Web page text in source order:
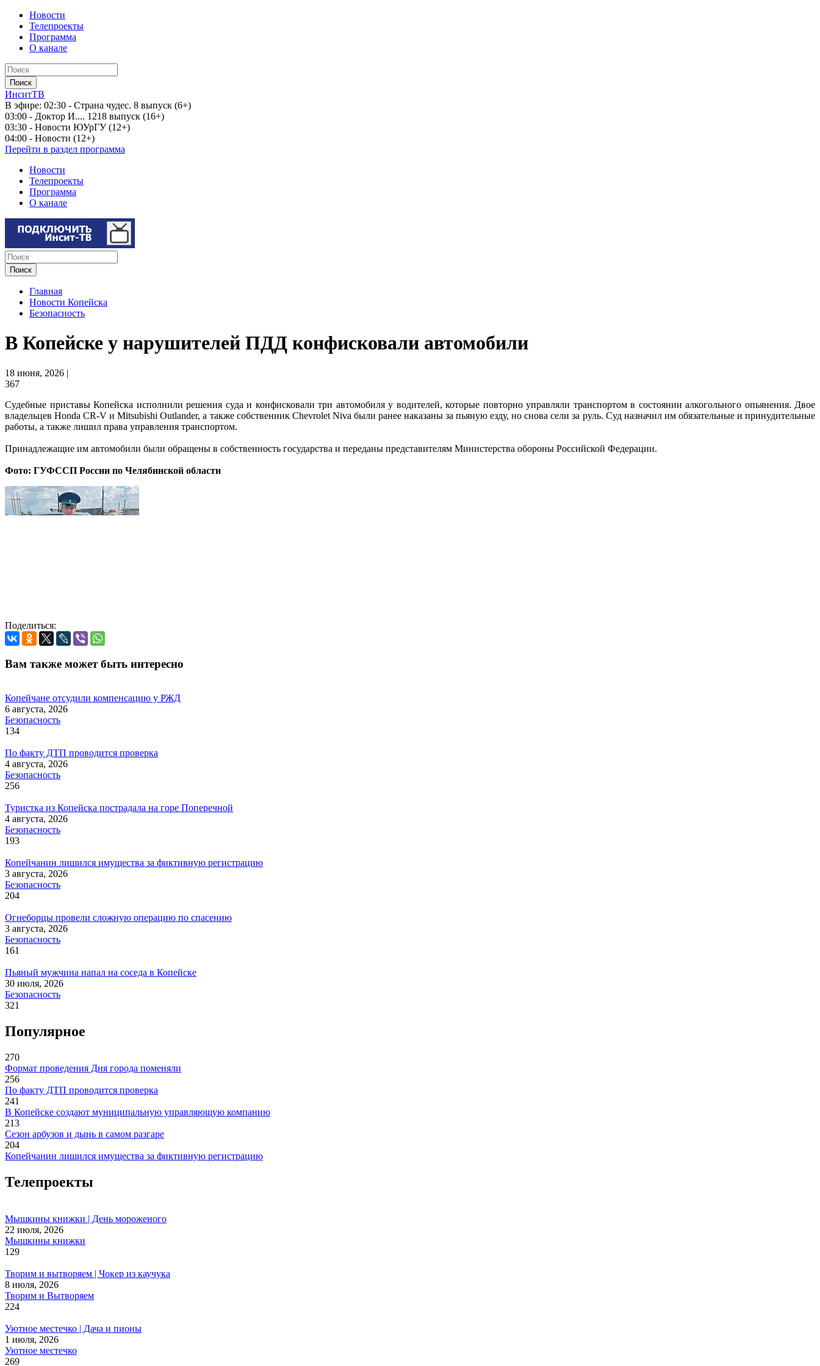
Новости
Телепроекты
Программа
О канале
ИнситТВ
В эфире: 02:30 - Страна чудес. 8 выпуск (6+)
03:00 - Доктор И.... 1218 выпуск (16+)
03:30 - Новости ЮУрГУ (12+)
04:00 - Новости (12+)
Перейти в раздел программа
Новости
Телепроекты
Программа
О канале
Главная
Новости Копейска
Безопасность
В Копейске у нарушителей ПДД конфисковали автомобили
18 июня, 2026 |
367
Судебные приставы Копейска исполнили решения суда и конфисковали три автомобиля у водителей, которые повторно управляли транспортом в состоянии алкогольного опьянения. Двое
владельцев Honda CR-V и Mitsubishi Outlander, а также собственник Chevrolet Niva были ранее наказаны за пьяную езду, но снова сели за руль. Суд назначил им обязательные и принудительные
работы, а также лишил права управления транспортом.
Принадлежащие им автомобили были обращены в собственность государства и переданы представителям Министерства обороны Российской Федерации.
Фото: ГУФССП России по Челябинской области
Поделиться:
Вам также может быть интересно
Копейчане отсудили компенсацию у РЖД
6 августа, 2026
Безопасность
134
По факту ДТП проводится проверка
4 августа, 2026
Безопасность
256
Туристка из Копейска пострадала на горе Поперечной
4 августа, 2026
Безопасность
193
Копейчанин лишился имущества за фиктивную регистрацию
3 августа, 2026
Безопасность
204
Огнеборцы провели сложную операцию по спасению
3 августа, 2026
Безопасность
161
Пьяный мужчина напал на соседа в Копейске
30 июля, 2026
Безопасность
321
Популярное
270
Формат проведения Дня города поменяли
256
По факту ДТП проводится проверка
241
В Копейске создают муниципальную управляющую компанию
213
Сезон арбузов и дынь в самом разгаре
204
Копейчанин лишился имущества за фиктивную регистрацию
Телепроекты
Мышкины книжки | День мороженого
22 июля, 2026
Мышкины книжки
129
Творим и вытворяем | Чокер из каучука
8 июля, 2026
Творим и Вытворяем
224
Уютное местечко | Дача и пионы
1 июля, 2026
Уютное местечко
269